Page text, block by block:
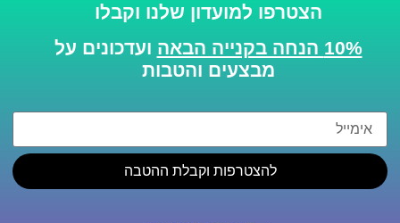
הצטרפו למועדון שלנו וקבלו
10% הנחה בקנייה הבאה
ועדכונים על
מבצעים והטבות
להצטרפות וקבלת ההטבה